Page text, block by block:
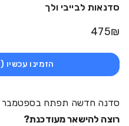
סדנאות לבייבי ולך
475₪
הזמינו עכשיו (475₪)
סדנה חדשה תפתח בספטמבר 26
רוצה להישאר מעודכנת?